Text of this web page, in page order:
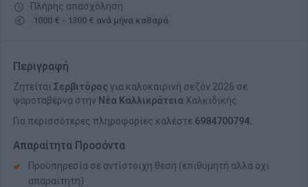
Πλήρης απασχόληση
1000 € - 1300 € ανά μήνα καθαρά
Περιγραφή
Ζητείται Σερβιτόρος για καλοκαιρινή σεζόν 2026 σε
ψαροταβέρνα στην Νέα Καλλικράτεια Χαλκιδικής.
Για περισσότερες πληροφορίες καλέστε 6984700794.
Απαραίτητα Προσόντα
Προϋπηρεσία σε αντίστοιχη θέση (επιθυμητή αλλά όχι
απαραίτητη)